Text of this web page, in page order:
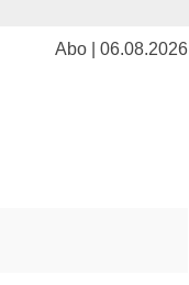
Abo | 06.08.2026